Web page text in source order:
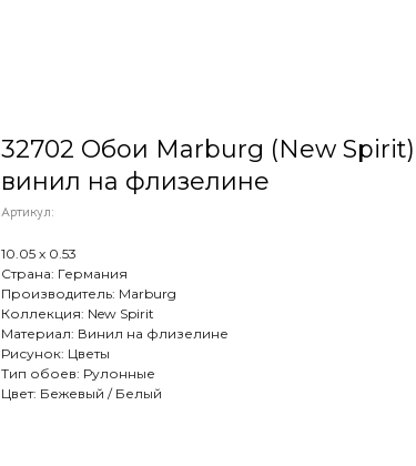
32702 Обои Marburg (New Spirit)
винил на флизелине
Артикул:
10.05 х 0.53
Страна: Германия
Производитель: Marburg
Коллекция: New Spirit
Материал: Винил на флизелине
Рисунок: Цветы
Тип обоев: Рулонные
Цвет: Бежевый / Белый